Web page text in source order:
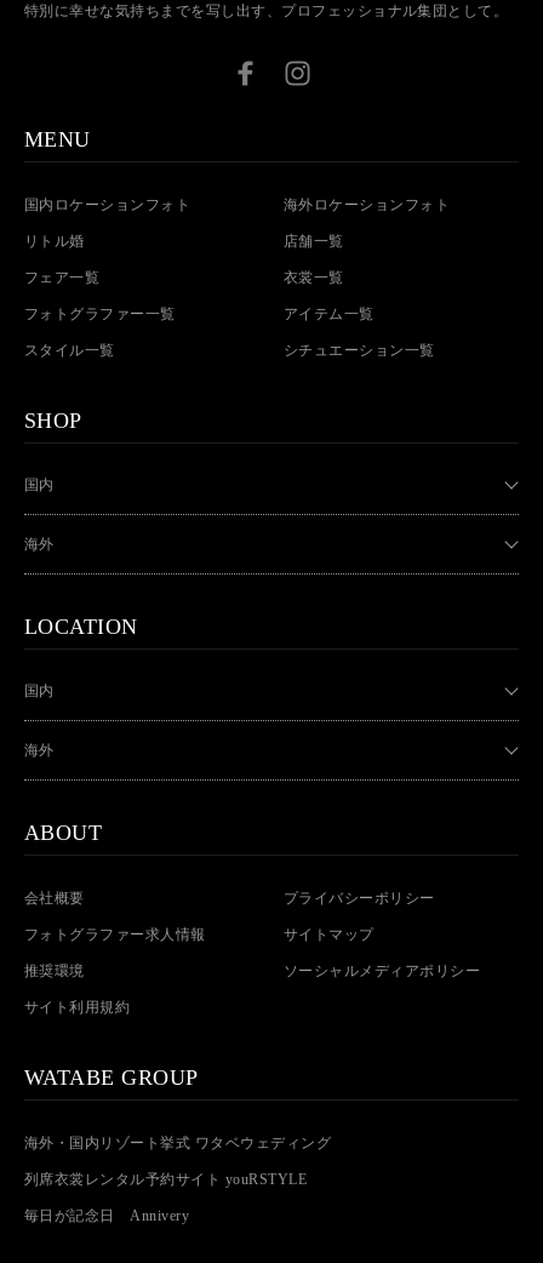
特別に幸せな気持ちまでを写し出す、プロフェッショナル集団として。
MENU
国内ロケーションフォト 海外ロケーションフォト
リトル婚 店舗一覧
フェア一覧 衣裳一覧
フォトグラファー一覧 アイテム一覧
スタイル一覧 シチュエーション一覧
SHOP
国内
海外
LOCATION
国内
海外
ABOUT
会社概要 プライバシーポリシー
フォトグラファー求人情報 サイトマップ
推奨環境 ソーシャルメディアポリシー
サイト利用規約
WATABE GROUP
海外・国内リゾート挙式 ワタベウェディング
列席衣裳レンタル予約サイト youRSTYLE
毎日が記念日 Annivery